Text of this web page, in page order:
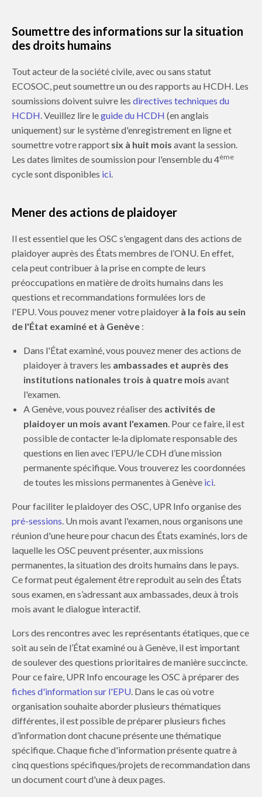
Soumettre des informations sur la situation
des droits humains
Tout acteur de la société civile, avec ou sans statut
ECOSOC, peut soumettre un ou des rapports au HCDH. Les
soumissions doivent suivre les directives techniques du
HCDH. Veuillez lire leguide du HCDH (en anglais
uniquement) sur le système d'enregistrement en ligne et
soumettre votre rapport six à huit mois avant la session.
Les dates limites de soumission pour l'ensemble du 4ème
cycle sont disponibles ici.
Mener des actions de plaidoyer
Il est essentiel que les OSC s'engagent dans des actions de
plaidoyer auprès des États membres de l’ONU. En effet,
cela peut contribuer à la prise en compte de leurs
préoccupations en matière de droits humains dans les
questions et recommandations formulées lors de
l'EPU. Vous pouvez mener votre plaidoyer à la fois au sein
de l'État examiné et à Genève :
Dans l'État examiné, vous pouvez mener des actions de
plaidoyer à travers les ambassades et auprès des
institutions nationales trois à quatre mois avant
l'examen.
A Genève, vous pouvez réaliser des activités de
plaidoyer un mois avant l'examen. Pour ce faire, il est
possible de contacter le·la diplomate responsable des
questions en lien avec l’EPU/le CDH d’une mission
permanente spécifique. Vous trouverez les coordonnées
de toutes les missions permanentes à Genève ici.
Pour faciliter le plaidoyer des OSC, UPR Info organise des
pré-sessions. Un mois avant l'examen, nous organisons une
réunion d'une heure pour chacun des États examinés, lors de
laquelle les OSC peuvent présenter, aux missions
permanentes, la situation des droits humains dans le pays.
Ce format peut également être reproduit au sein des États
sous examen, en s’adressant aux ambassades, deux à trois
mois avant le dialogue interactif.
Lors des rencontres avec les représentants étatiques, que ce
soit au sein de l’État examiné ou à Genève, il est important
de soulever des questions prioritaires de manière succincte.
Pour ce faire, UPR Info encourage les OSC à préparer des
fiches d'information sur l'EPU. Dans le cas où votre
organisation souhaite aborder plusieurs thématiques
différentes, il est possible de préparer plusieurs fiches
d’information dont chacune présente une thématique
spécifique. Chaque fiche d'information présente quatre à
cinq questions spécifiques/projets de recommandation dans
un document court d'une à deux pages.